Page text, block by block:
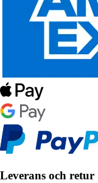
Leverans och retur